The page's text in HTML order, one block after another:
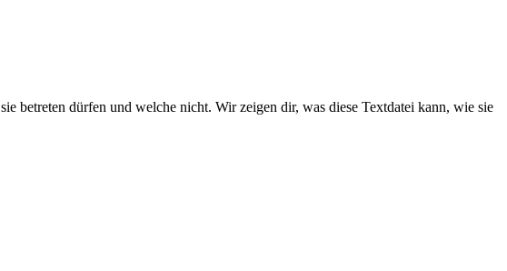
betreten dürfen und welche nicht. Wir zeigen dir, was diese Textdatei kann, wie sie